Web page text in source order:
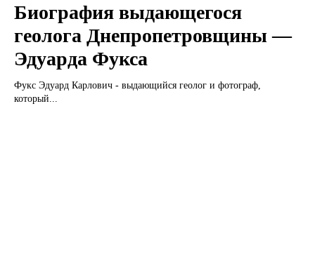
Биография выдающегося
геолога Днепропетровщины —
Эдуарда Фукса
Фукс Эдуард Карлович - выдающийся геолог и фотограф,
который...